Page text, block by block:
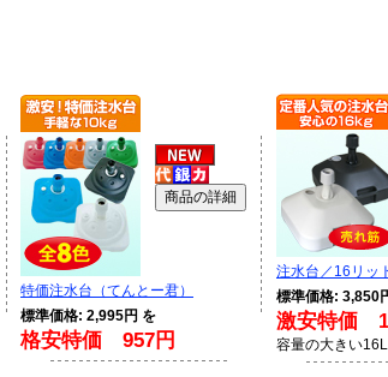
特価注水台（てんとー君）
標準価格: 2,995円 を
格安特価 957円
注水台／16リッ
標準価格: 3,850
激安特価
容量の大きい